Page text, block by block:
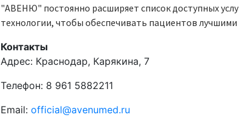
"АВЕНЮ" постоянно расширяет список доступных
технологии, чтобы обеспечивать пациентов
Контакты
Адрес: Краснодар, Карякина, 7
Телефон: 8 961 5882211
Email: official@avenumed.ru